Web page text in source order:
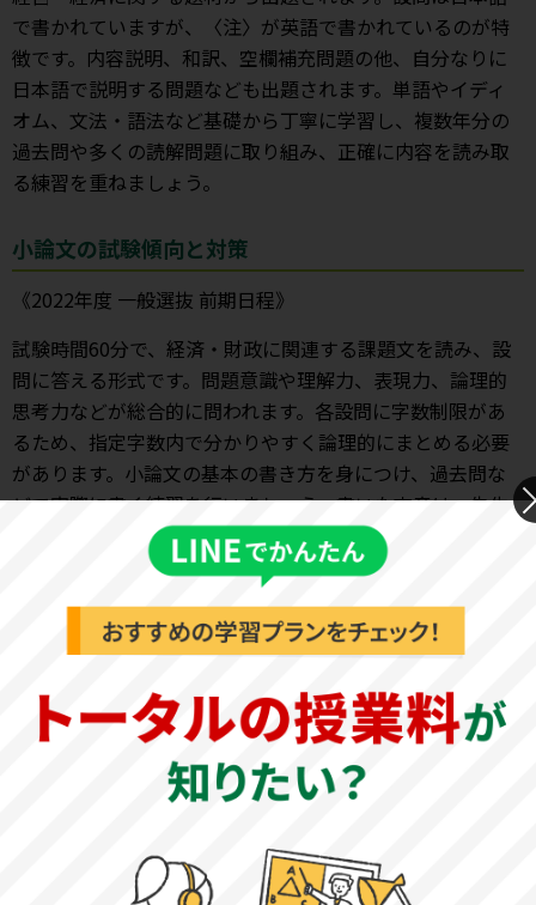
で書かれていますが、〈注〉が英語で書かれているのが特
徴です。内容説明、和訳、空欄補充問題の他、自分なりに
日本語で説明する問題なども出題されます。単語やイディ
オム、文法・語法など基礎から丁寧に学習し、複数年分の
過去問や多くの読解問題に取り組み、正確に内容を読み取
る練習を重ねましょう。
小論文の試験傾向と対策
《2022年度 一般選抜 前期日程》
試験時間60分で、経済・財政に関連する課題文を読み、設
問に答える形式です。問題意識や理解力、表現力、論理的
思考力などが総合的に問われます。各設問に字数制限があ
るため、指定字数内で分かりやすく論理的にまとめる必要
があります。小論文の基本の書き方を身につけ、過去問な
どで実際に書く練習を行いましょう。書いた文章は、先生
から添削指導を受けることで、精度を上げておくことが大
横浜市立大学国際商学部基本情報
横浜市立大学国際商学部：
https://www.yokohama-
cu.ac.jp/academics/business/index.html